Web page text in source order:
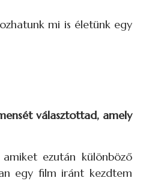
mi is életünk egy
választottad, amely
ezután különböző
egy film iránt kezdtem